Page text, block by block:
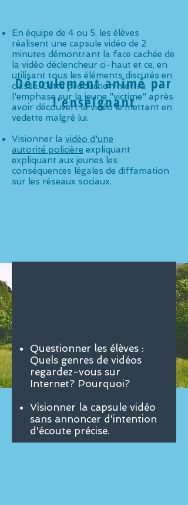
En équipe de 4 ou 5, les élèves
réalisent une capsule vidéo de 2
minutes démontrant la face cachée de
la vidéo déclencheur ci-haut et ce, en
utilisant tous les éléments discutés en
classe. Cette production mettra
l'emphase sur la jeune "victime" après
avoir découvert la vidéo le mettant en
vedette malgré lui.
Visionner la vidéo d'une
autorité policière expliquant
expliquant aux jeunes les
conséquences légales de diffamation
sur les réseaux sociaux.
Déroulement animé par
l'enseignant
Questionner les élèves :
Quels genres de vidéos
regardez-vous sur
Internet? Pourquoi?
Visionner la capsule vidéo
sans annoncer d'intention
d'écoute précise.